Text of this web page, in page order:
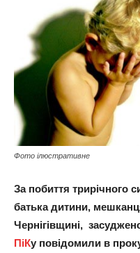
Фото ілюстративне
За побиття трирічного
батька дитини,
Чернігівщині,
ПіКу повідомили в